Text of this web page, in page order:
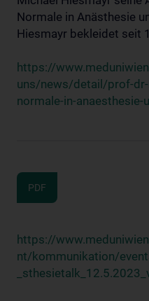
Normale in Anästhesie
Hiesmayr bekleidet seit
https://
uns/news/detail/prof-
normale-in-
PDF
https://
nt/kommunikation/